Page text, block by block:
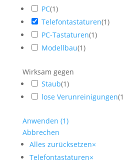
PC(1)
Telefontastaturen(1)
PC-Tastaturen(1)
Modellbau(1)
Wirksam gegen
Staub(1)
lose Verunreinigungen(1
Anwenden (1)
Abbrechen
Alles zurücksetzen×
Telefontastaturen×